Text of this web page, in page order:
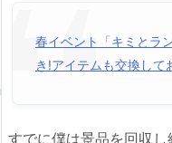
春イベント「キミとラ
き!アイテムも交換して
すでに僕は景品を回収